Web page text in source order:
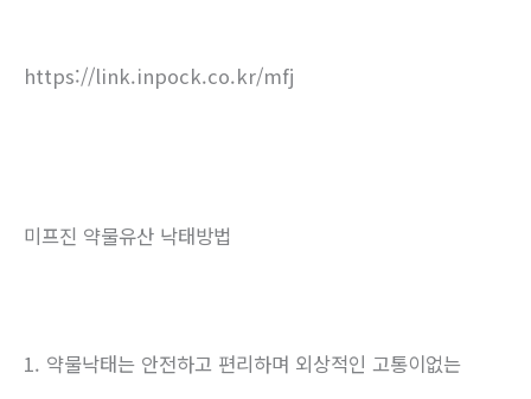
https://link.inpock.co.kr/mfj
미프진 약물유산 낙태방법
1. 약물낙태는 안전하고 편리하며 외상적인 고통이없는